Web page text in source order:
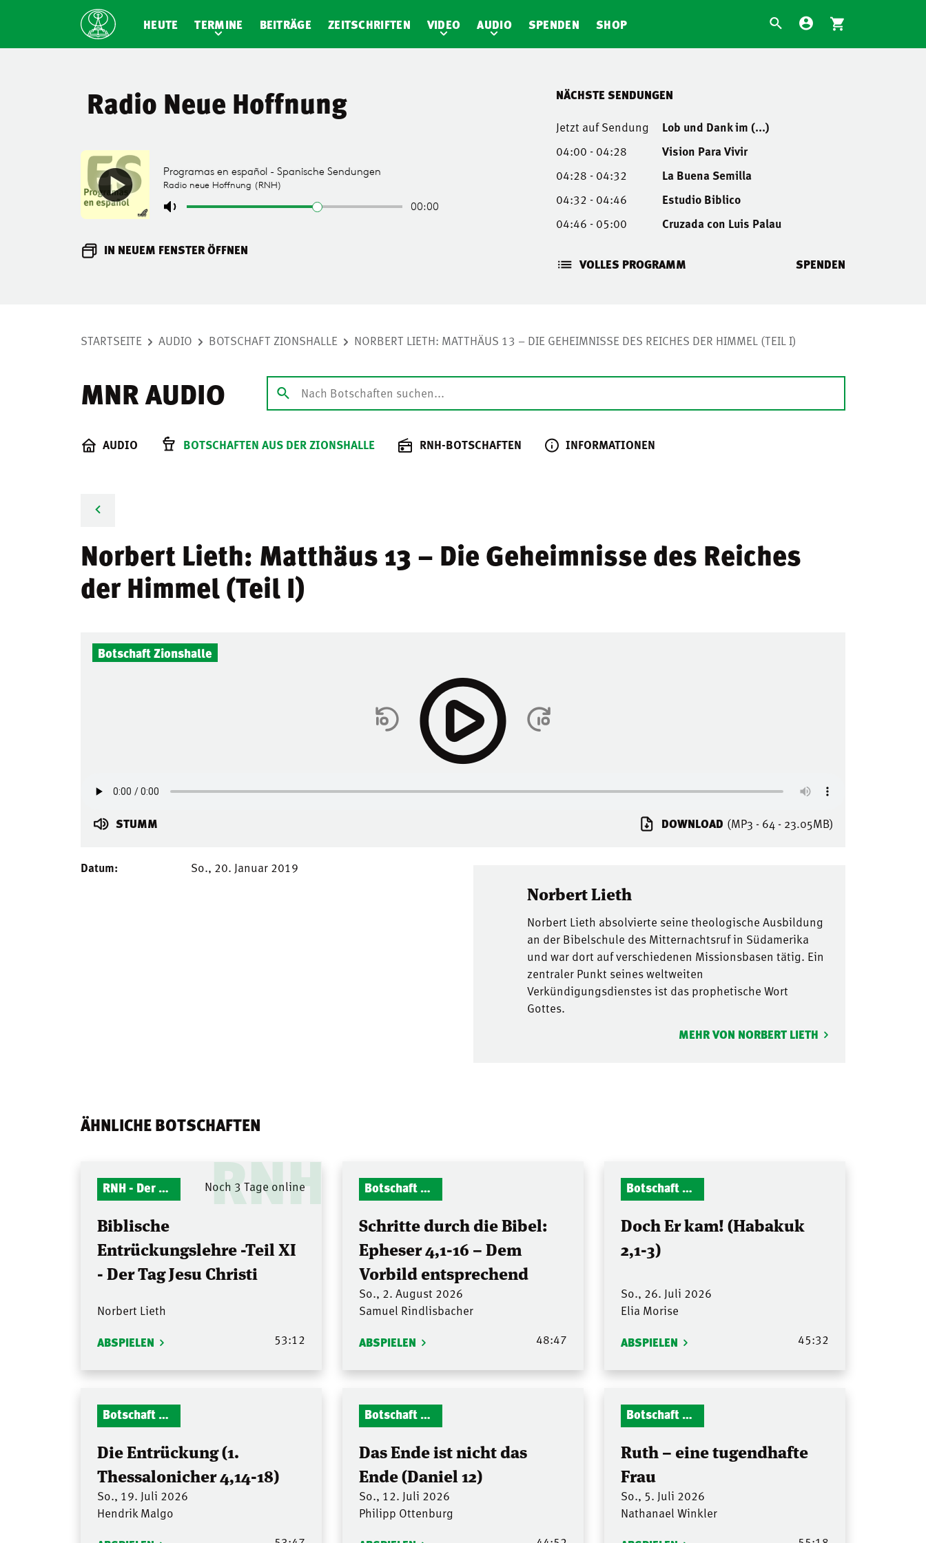
HEUTE TERMINE BEITRÄGE ZEITSCHRIFTEN VIDEO AUDIO SPENDEN SHOP
Radio Neue Hoffnung
IN NEUEM FENSTER ÖFFNEN
NÄCHSTE SENDUNGEN
Jetzt auf Sendung
Lob und Dank im (...)
04:00 - 04:28
Vision Para Vivir
04:28 - 04:32
La Buena Semilla
04:32 - 04:46
Estudio Biblico
04:46 - 05:00
Cruzada con Luis Palau
VOLLES PROGRAMM SPENDEN
STARTSEITE AUDIO BOTSCHAFT ZIONSHALLE NORBERT LIETH: MATTHÄUS 13 – DIE GEHEIMNISSE DES REICHES DER HIMMEL (TEIL I)
MNR AUDIO
AUDIO BOTSCHAFTEN AUS DER ZIONSHALLE RNH-BOTSCHAFTEN INFORMATIONEN
Norbert Lieth: Matthäus 13 – Die Geheimnisse des Reiches
der Himmel (Teil I)
Botschaft Zionshalle
STUMM DOWNLOAD (MP3 - 64 - 23.05MB)
Datum: So., 20. Januar 2019
Norbert Lieth
Norbert Lieth absolvierte seine theologische Ausbildung
an der Bibelschule des Mitternachtsruf in Südamerika
und war dort auf verschiedenen Missionsbasen tätig. Ein
zentraler Punkt seines weltweiten
Verkündigungsdienstes ist das prophetische Wort
Gottes.
MEHR VON NORBERT LIETH
ÄHNLICHE BOTSCHAFTEN
RNH
RNH - Der Mitternachtsruf Noch 3 Tage online
Biblische
Entrückungslehre -Teil XI
- Der Tag Jesu Christi
Norbert Lieth
ABSPIELEN 53:12
Botschaft Zionshalle
Schritte durch die Bibel:
Epheser 4,1-16 – Dem
Vorbild entsprechend
So., 2. August 2026
Samuel Rindlisbacher
ABSPIELEN 48:47
Botschaft Zionshalle
Doch Er kam! (Habakuk
2,1-3)
So., 26. Juli 2026
Elia Morise
ABSPIELEN 45:32
Botschaft Zionshalle
Die Entrückung (1.
Thessalonicher 4,14-18)
So., 19. Juli 2026
Hendrik Malgo
Botschaft Zionshalle
Das Ende ist nicht das
Ende (Daniel 12)
So., 12. Juli 2026
Philipp Ottenburg
Botschaft Zionshalle
Ruth – eine tugendhafte
Frau
So., 5. Juli 2026
Nathanael Winkler